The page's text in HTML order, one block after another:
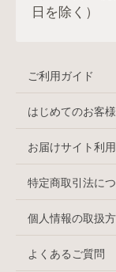
日を除く）
ご利用ガイド
はじめてのお客
お届けサイト利
特定商取引法に
個人情報の取扱
よくあるご質問